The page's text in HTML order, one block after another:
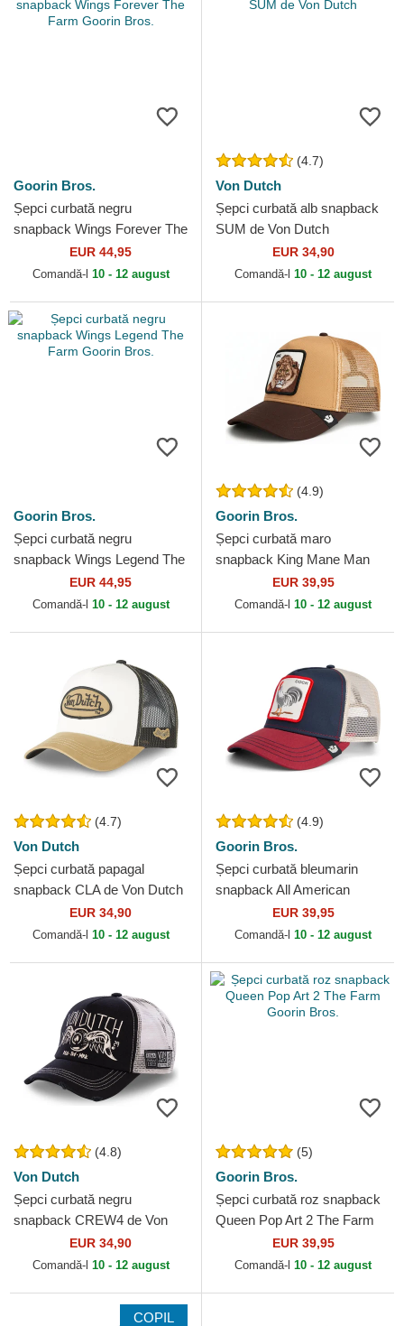
Goorin Bros.
Șepci curbată negru
snapback Wings Forever The
Farm Goorin Bros.
EUR 44,95
Comandă-l 10 - 12 august
(4.7)
Von Dutch
Șepci curbată alb snapback
SUM de Von Dutch
EUR 34,90
Comandă-l 10 - 12 august
Goorin Bros.
Șepci curbată negru
snapback Wings Legend The
Farm Goorin Bros.
EUR 44,95
Comandă-l 10 - 12 august
(4.9)
Goorin Bros.
Șepci curbată maro
snapback King Mane Man
The Farm Goorin Bros.
EUR 39,95
Comandă-l 10 - 12 august
(4.7)
Von Dutch
Șepci curbată papagal
snapback CLA de Von Dutch
EUR 34,90
Comandă-l 10 - 12 august
(4.9)
Goorin Bros.
Șepci curbată bleumarin
snapback All American
Rooster The Farm Goorin
Bros.
EUR 39,95
Comandă-l 10 - 12 august
(4.8)
Von Dutch
Șepci curbată negru
snapback CREW4 de Von
EUR 34,90
Comandă-l 10 - 12 august
(5)
Goorin Bros.
Șepci curbată roz snapback
Queen Pop Art 2 The Farm
Goorin Bros.EUR 39,95
Comandă-l 10 - 12 august
COPIL